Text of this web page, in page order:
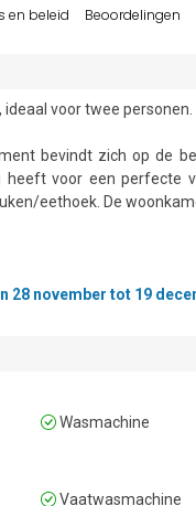
en beleid Beoordelingen
voor twee personen.
bevindt zich op de
voor een perfecte
eethoek. De
uitgerust met een
aan de andere kant
geeft vanuit de
tot een
met een grote
november tot 19
Wasmachine
Vaatwasmachine